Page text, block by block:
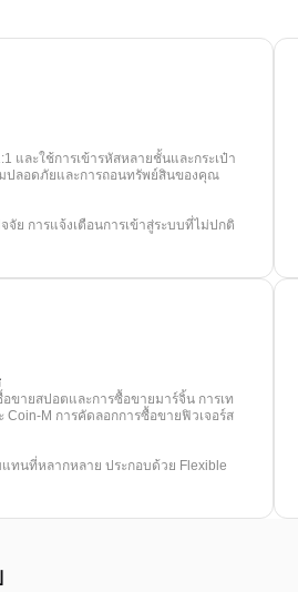
และใช้การเข้ารหัสหลายชั้นและกระเป๋า
ปลอดภัยและการถอนทรัพย์สินของคุณ
จัย การแจ้งเตือนการเข้าสู่ระบบที่ไม่ปกติ
ขายสปอตและการซื้อขายมาร์จิ้น การเท
Coin-M การคัดลอกการซื้อขายฟิวเจอร์ส
ทนที่หลากหลาย ประกอบด้วย Flexible